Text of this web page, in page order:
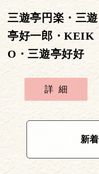
三遊亭円楽・三遊
亭好一郎・KEIK
O・三遊亭好好
詳細
新